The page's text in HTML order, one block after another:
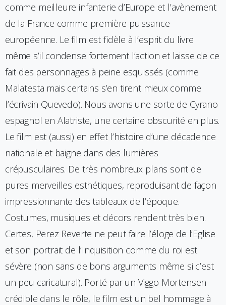
comme meilleure infanterie d’Europe et l’avènement
de la France comme première puissance
européenne. Le film est fidèle à l’esprit du livre
même s’il condense fortement l’action et laisse de ce
fait des personnages à peine esquissés (comme
Malatesta mais certains s’en tirent mieux comme
l’écrivain Quevedo). Nous avons une sorte de Cyrano
espagnol en Alatriste, une certaine obscurité en plus.
Le film est (aussi) en effet l’histoire d’une décadence
nationale et baigne dans des lumières
crépusculaires. De très nombreux plans sont de
pures merveilles esthétiques, reproduisant de façon
impressionnante des tableaux de l’époque.
Costumes, musiques et décors rendent très bien.
Certes, Perez Reverte ne peut faire l’éloge de l’Eglise
et son portrait de l’Inquisition comme du roi est
sévère (non sans de bons arguments même si c’est
un peu caricatural). Porté par un Viggo Mortensen
crédible dans le rôle, le film est un bel hommage à